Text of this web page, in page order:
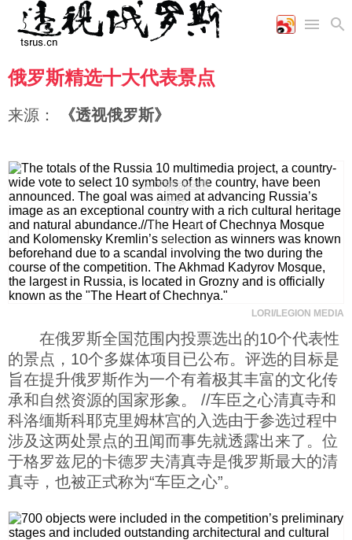
首页
国际
时政
军事
空军
海军
评论
财经
商业
农业
科技
社会
文化
文艺
教育
历史
图片新闻
高清图片
图表
俄罗斯精选十大代表景点
来源： 《透视俄罗斯》
向下滚动查看
更多
LORI/LEGION MEDIA
在俄罗斯全国范围内投票选出的10个代表性
的景点，10个多媒体项目已公布。评选的目标是
旨在提升俄罗斯作为一个有着极其丰富的文化传
承和自然资源的国家形象。 //车臣之心清真寺和
科洛缅斯科耶克里姆林宫的入选由于参选过程中
涉及这两处景点的丑闻而事先就透露出来了。位
于格罗兹尼的卡德罗夫清真寺是俄罗斯最大的清
真寺，也被正式称为“车臣之心”。